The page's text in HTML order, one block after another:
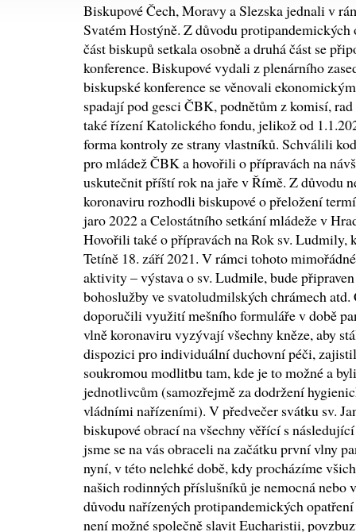
Biskupové Čech, Moravy a Slezska jednali v
Svatém Hostýně. Z důvodu
část biskupů setkala osobně a druhá část se
konference. Biskupové vydali z plenárního
biskupské konference se věnovali
spadají pod gesci ČBK, podnětům z komisí,
také řízení Katolického fondu, jelikož od
forma kontroly ze strany vlastníků. Schválili
pro mládež ČBK a hovořili o přípravách na
uskutečnit příští rok na jaře v Římě. Z důvodu
koronaviru rozhodli biskupové o přeložení
jaro 2022 a Celostátního setkání mládeže v
Hovořili také o přípravách na Rok sv.
Tetíně 18. září 2021. V rámci tohoto
aktivity – výstava o sv. Ludmile, bude
bohoslužby ve svatoludmilských chrámech
doporučili využití mešního formuláře v době
vlně koronaviru vyzývají všechny kněze, aby
dispozici pro individuální duchovní péči,
soukromou modlitbu tam, kde je to možné a
jednotlivcům (samozřejmě za dodržení
vládními nařízeními). V předvečer svátku sv.
biskupové obrací na všechny věřící s
jsme se na vás obraceli na začátku první vlny
nyní, v této nelehké době, kdy procházíme
našich rodinných příslušníků je nemocná nebo
důvodu nařízených protipandemických
není možné společně slavit Eucharistii,